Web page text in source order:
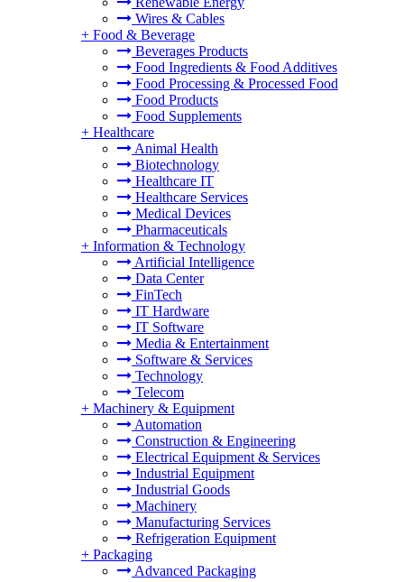
Wires & Cables
+ Food & Beverage
Beverages Products
Food Ingredients & Food Additives
Food Processing & Processed Food
Food Products
Food Supplements
+ Healthcare
Animal Health
Biotechnology
Healthcare IT
Healthcare Services
Medical Devices
Pharmaceuticals
+ Information & Technology
Artificial Intelligence
Data Center
FinTech
IT Hardware
IT Software
Media & Entertainment
Software & Services
Technology
Telecom
+ Machinery & Equipment
Automation
Construction & Engineering
Electrical Equipment & Services
Industrial Equipment
Industrial Goods
Machinery
Manufacturing Services
Refrigeration Equipment
+ Packaging
Advanced Packaging